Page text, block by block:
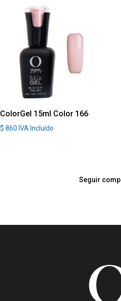
ColorGel 15ml Color 166
$ 860 IVA Incluído
Seguir